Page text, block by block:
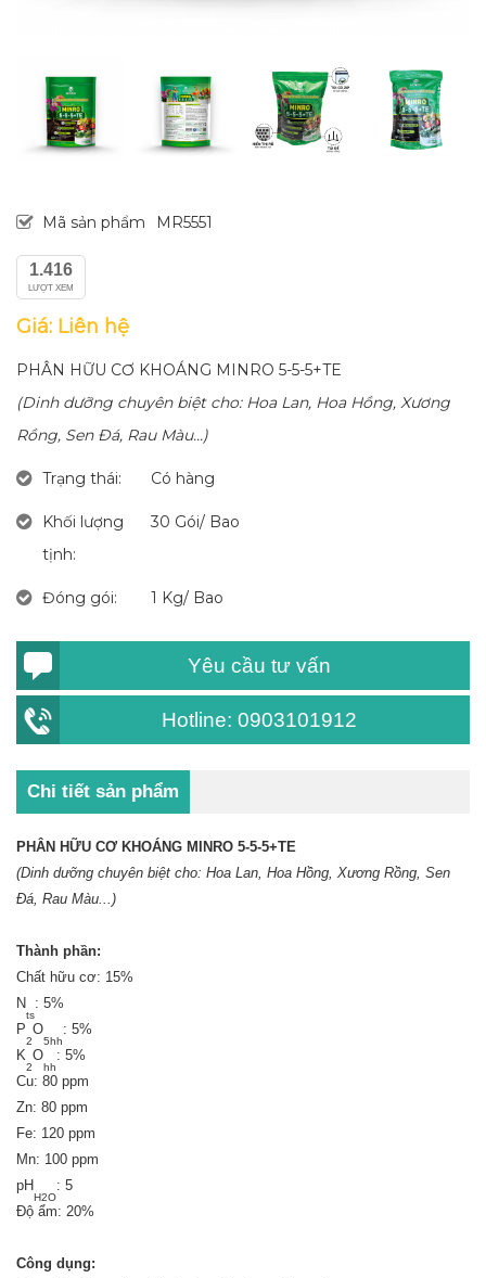
Mã sản phẩm MR5551
1.416
LƯỢT XEM
Giá: Liên hệ
PHÂN HỮU CƠ KHOÁNG MINRO 5-5-5+TE
(Dinh dưỡng chuyên biệt cho: Hoa Lan, Hoa Hồng, Xương
Rồng, Sen Đá, Rau Màu...)
Trạng thái: Có hàng
Khối lượng
tịnh:
30 Gói/ Bao
Đóng gói: 1 Kg/ Bao
Yêu cầu tư vấn
Hotline: 0903101912
Chi tiết sản phẩm
PHÂN HỮU CƠ KHOÁNG MINRO 5-5-5+TE
(Dinh dưỡng chuyên biệt cho: Hoa Lan, Hoa Hồng, Xương Rồng, Sen
Đá, Rau Màu...)
Thành phần:
Chất hữu cơ: 15%
N
ts
: 5%
P
2
O
5hh
: 5%
K
2
O
hh
: 5%
Cu: 80 ppm
Zn: 80 ppm
Fe: 120 ppm
Mn: 100 ppm
pH
H2O
: 5
Độ ẩm: 20%
Công dụng: